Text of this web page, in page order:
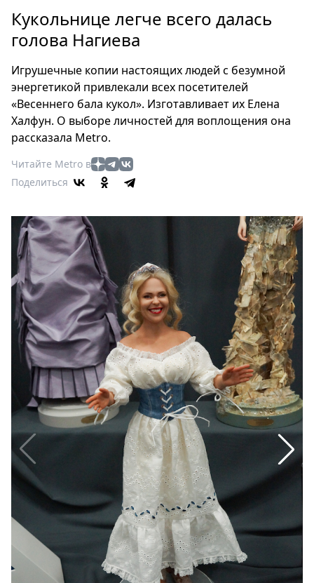
Россия
Мир
Еда
Туризм
Мода
Театр
Кино
Афиша
Выставки
Пресс-
релизы
О
Metro
Стримы
Спецпроекты
Звезды
Выборы
2026
Скачай
Metro
Кукольнице легче всего далась
голова Нагиева
Игрушечные копии настоящих людей с безумной
энергетикой привлекали всех посетителей
«Весеннего бала кукол». Изготавливает их Елена
Халфун. О выборе личностей для воплощения она
рассказала Metro.
Читайте Metro в
Поделиться